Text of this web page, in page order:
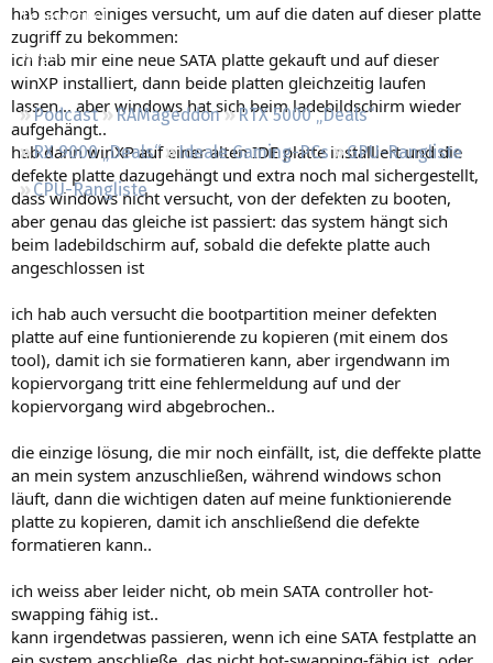
Leserartikel
Regeln
Podcast RAMageddon
RTX 5000 „Deals“
RX 9000 „Deals“
Ideale Gaming-PCs
GPU-Rangliste
CPU-Rangliste
hab schon einiges versucht, um auf die daten auf dieser platte
zugriff zu bekommen:
ich hab mir eine neue SATA platte gekauft und auf dieser
winXP installiert, dann beide platten gleichzeitig laufen
lassen... aber windows hat sich beim ladebildschirm wieder
aufgehängt..
hab dann winXP auf einer alten IDE platte installiert und die
defekte platte dazugehängt und extra noch mal sichergestellt,
dass windows nicht versucht, von der defekten zu booten,
aber genau das gleiche ist passiert: das system hängt sich
beim ladebildschirm auf, sobald die defekte platte auch
angeschlossen ist
ich hab auch versucht die bootpartition meiner defekten
platte auf eine funtionierende zu kopieren (mit einem dos
tool), damit ich sie formatieren kann, aber irgendwann im
kopiervorgang tritt eine fehlermeldung auf und der
kopiervorgang wird abgebrochen..
die einzige lösung, die mir noch einfällt, ist, die deffekte platte
an mein system anzuschließen, während windows schon
läuft, dann die wichtigen daten auf meine funktionierende
platte zu kopieren, damit ich anschließend die defekte
formatieren kann..
ich weiss aber leider nicht, ob mein SATA controller hot-
swapping fähig ist..
kann irgendetwas passieren, wenn ich eine SATA festplatte an